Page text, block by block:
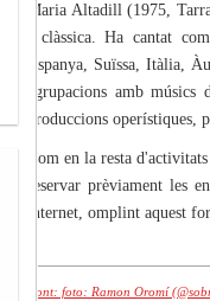
Maria Altadill (1975,
i clàssica. Ha cantat
Espanya, Suïssa, Itàlia,
agrupacions amb
produccions operístiques,
Com en la resta
reservar prèviament les
internet, omplint aquest
Font: foto: Ramon Oromí